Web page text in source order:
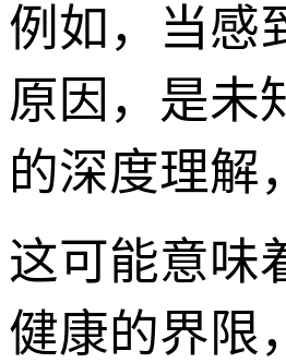
例如，当感
原因，是未
的深度理解
这可能意味
健康的界限